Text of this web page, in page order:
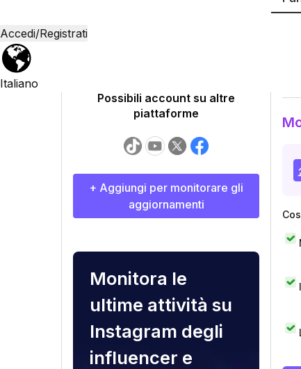
Accedi/Registrati
Italiano
Possibili account su altre
piattaforme
+ Aggiungi per monitorare gli
aggiornamenti
Monitora le
ultime attività su
Instagram degli
influencer e